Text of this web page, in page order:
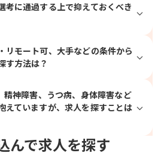
考に通過する上で抑えておくべき
リモート可、大手などの条件から
す方法は？
精神障害、うつ病、身体障害など
えていますが、求人を探すことは
んで求人を探す